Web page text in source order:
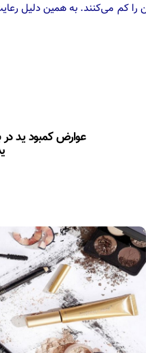
را کم می‌کنند. به همین دلیل
عوارض کمبود ید